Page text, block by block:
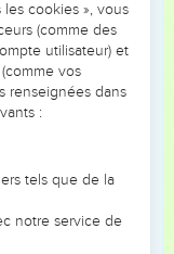
pour
de
d’envie, de
orgueilleux,
parents, sans
sans pitié.
cookies », vous
(comme des
utilisateur) et
vos
renseignées dans
:
tels que de la
notre service de